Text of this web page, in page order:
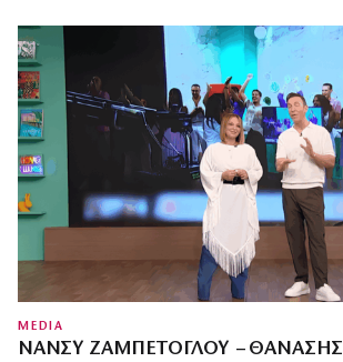
MEDIA
ΝΆΝΣΥ ΖΑΜΠΈΤΟΓΛΟΥ – ΘΑΝΆΣΗΣ